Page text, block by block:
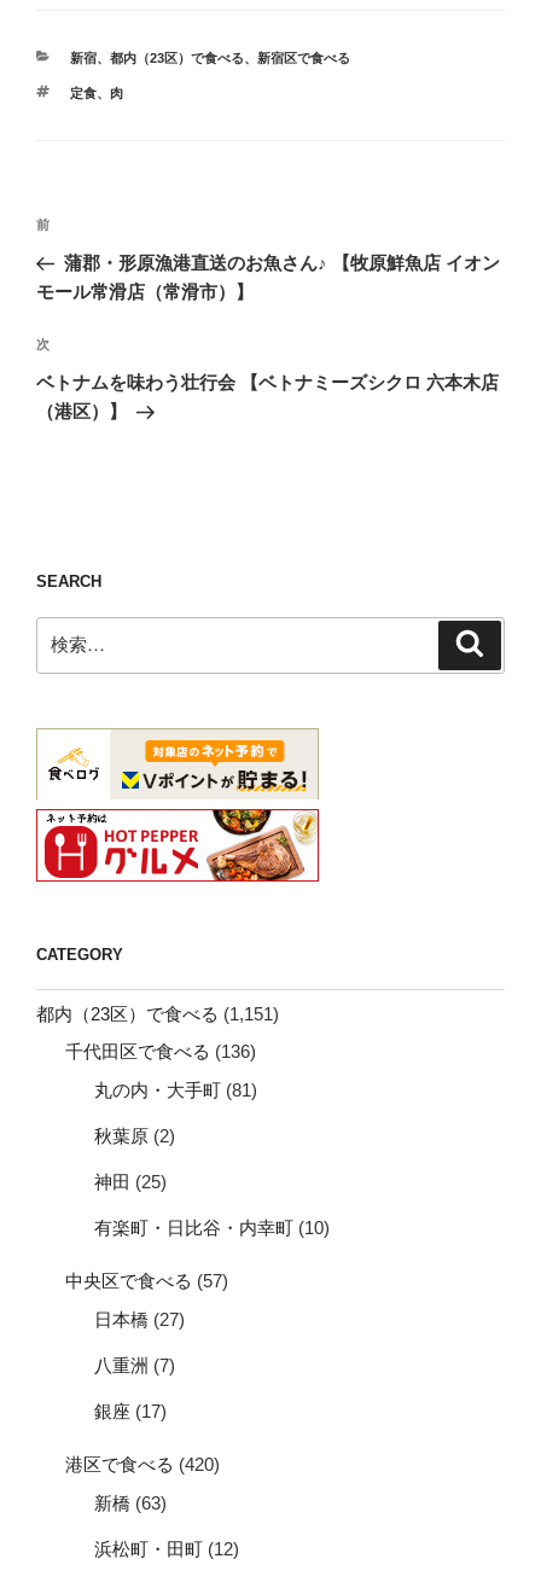
カ
ゴ
新宿、 都内（23区）で食べる、 新宿区で食べる
タ
定食、 肉
投
ナ
ゲ
ー
シ
前
の
投
前
蒲郡・形原漁港直送のお魚さん♪ 【牧原鮮魚店 イオン
モール常滑店（常滑市）】
次
の
投
次
ベトナムを味わう壮行会 【ベトナミーズシクロ 六本木店
（港区）】
SEARCH
索:
CATEGORY
都内（23区）で食べる (1,151)
千代田区で食べる (136)
丸の内・大手町 (81)
秋葉原 (2)
神田 (25)
有楽町・日比谷・内幸町 (10)
中央区で食べる (57)
日本橋 (27)
八重洲 (7)
銀座 (17)
港区で食べる (420)
新橋 (63)
浜松町・田町 (12)